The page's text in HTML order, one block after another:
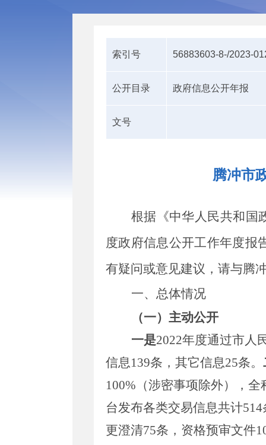
索引号 56883603-8-/2023-
公开目录 政府信息公开年报
文号
腾冲市
根据《中华人民共和国
度政府信息公开工作年度报
有疑问或意见建议，请与腾
一、总体情况
（一）主动公开
一是2022年度通过市人
信息139条，其它信息25条。
100%（涉密事项除外），全
台发布各类交易信息共计
更澄清75条，资格预审文件